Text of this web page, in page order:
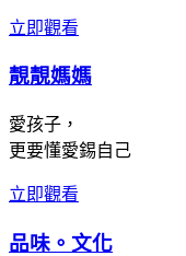
立即觀看
靚靚媽媽
愛孩子，
更要懂愛錫自己
立即觀看
品味。文化